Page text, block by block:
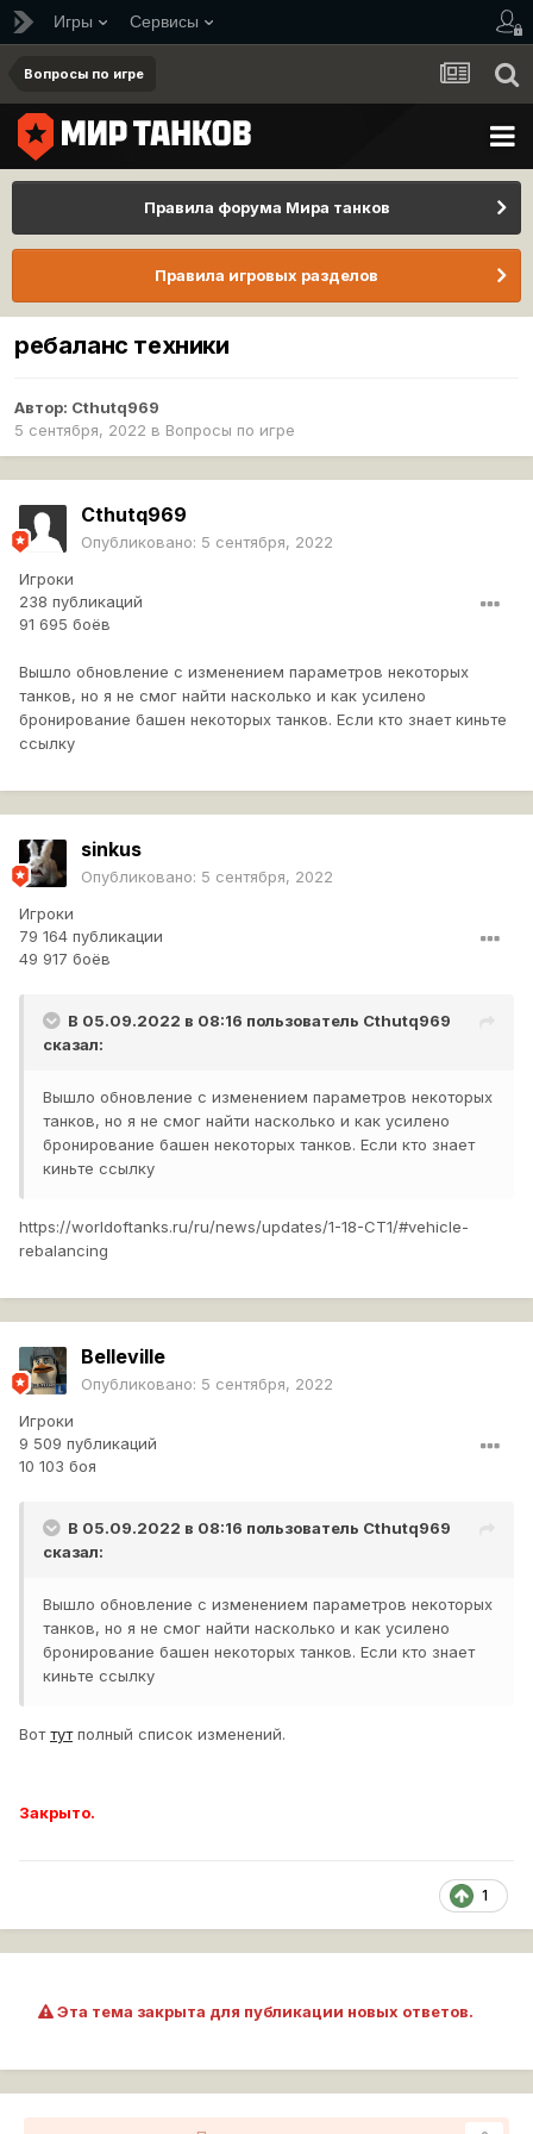
Игры Сервисы
Вопросы по игре
Правила форума Мира танков
Правила игровых разделов
ребаланс техники
Автор: Cthutq969
5 сентября, 2022 в Вопросы по игре
Cthutq969
Опубликовано: 5 сентября, 2022
Игроки
238 публикаций
91 695 боёв
Вышло обновление с изменением параметров некоторых
танков, но я не смог найти насколько и как усилено
бронирование башен некоторых танков. Если кто знает киньте
ссылку
sinkus
Опубликовано: 5 сентября, 2022
Игроки
79 164 публикации
49 917 боёв
В 05.09.2022 в 08:16 пользователь Cthutq969
сказал:
Вышло обновление с изменением параметров некоторых
танков, но я не смог найти насколько и как усилено
бронирование башен некоторых танков. Если кто знает
киньте ссылку
https://worldoftanks.ru/ru/news/updates/1-18-CT1/#vehicle-
rebalancing
Belleville
Опубликовано: 5 сентября, 2022
Игроки
9 509 публикаций
10 103 боя
В 05.09.2022 в 08:16 пользователь Cthutq969
сказал:
Вышло обновление с изменением параметров некоторых
танков, но я не смог найти насколько и как усилено
бронирование башен некоторых танков. Если кто знает
киньте ссылку
Воттутполный список изменений.
Закрыто.
1
Эта тема закрыта для публикации новых ответов.